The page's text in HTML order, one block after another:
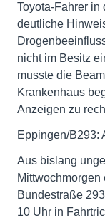
Toyota-Fahrer in
deutliche
nicht im Besitz
musste die
Krankenhaus
Anzeigen zu
Eppingen/B293:
Aus bislang
Bundestraße
10 Uhr in